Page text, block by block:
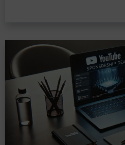
für
YouTuber:
Ein
umfassender
Überblick